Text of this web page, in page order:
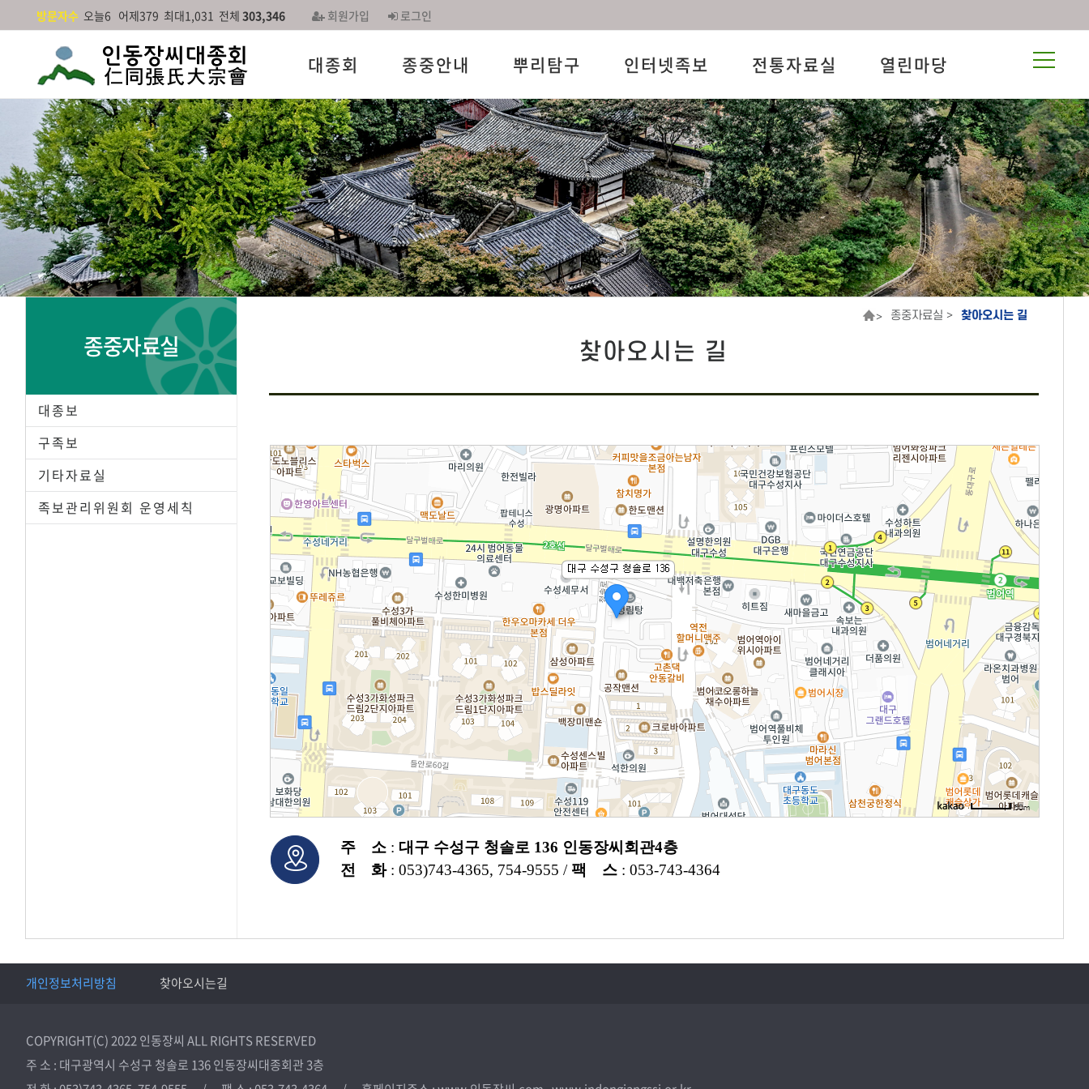
방문자수 오늘6 어제379 최대1,031 전체 303,346 회원가입 로그인
대종회 종중안내 뿌리탐구 인터넷족보 전통자료실 열린마당
종중자료실
대종보
구족보
기타자료실
족보관리위원회 운영세칙
찾아오시는 길
> 종중자료실 > 찾아오시는 길
주 소 : 대구 수성구 청솔로 136 인동장씨회관4층
전 화: 053)743-4365, 754-9555 / 팩 스 : 053-743-4364
개인정보처리방침 찾아오시는길
COPYRIGHT(C) 2022 인동장씨 ALL RIGHTS RESERVED
주 소 : 대구광역시 수성구 청솔로 136 인동장씨대종회관 3층